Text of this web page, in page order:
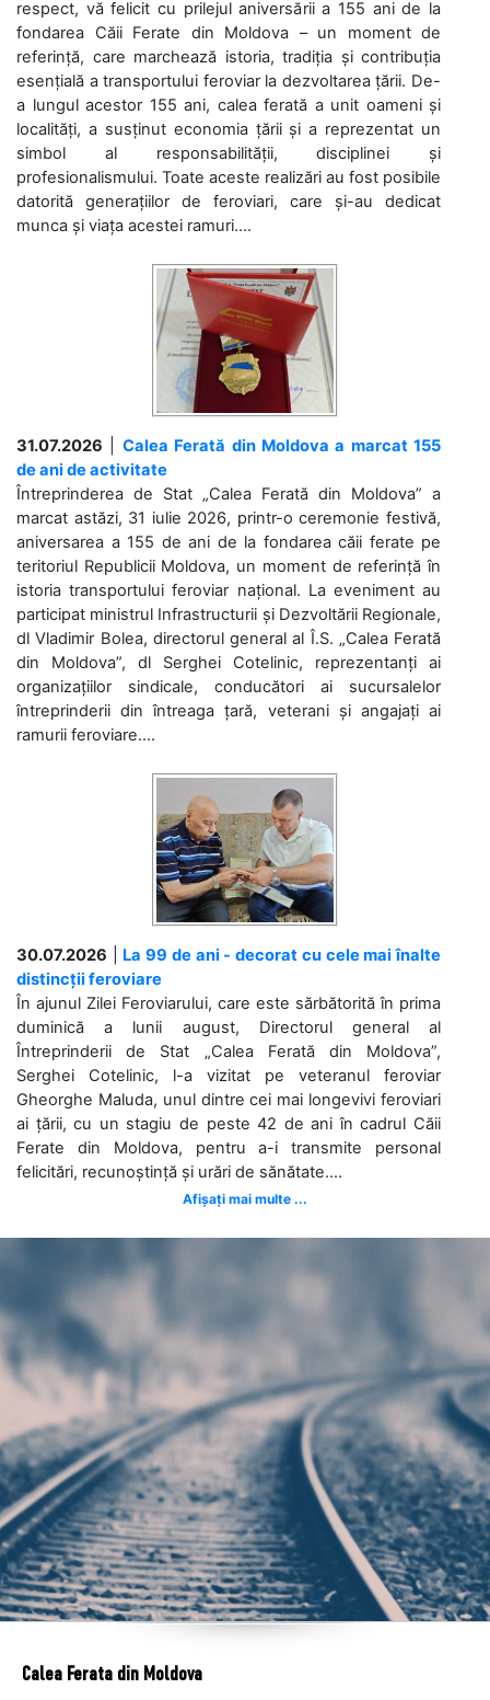
respect, vă felicit cu prilejul aniversării a 155 ani de la
fondarea Căii Ferate din Moldova – un moment de
referință, care marchează istoria, tradiția și contribuția
esențială a transportului feroviar la dezvoltarea țării. De-
a lungul acestor 155 ani, calea ferată a unit oameni și
localități, a susținut economia țării și a reprezentat un
simbol al responsabilității, disciplinei și
profesionalismului. Toate aceste realizări au fost posibile
datorită generațiilor de feroviari, care și-au dedicat
munca și viața acestei ramuri....
31.07.2026
Calea Ferată din Moldova a marcat 155
de ani de activitate
Întreprinderea de Stat „Calea Ferată din Moldova” a
marcat astăzi, 31 iulie 2026, printr-o ceremonie festivă,
aniversarea a 155 de ani de la fondarea căii ferate pe
teritoriul Republicii Moldova, un moment de referință în
istoria transportului feroviar național. La eveniment au
participat ministrul Infrastructurii și Dezvoltării Regionale,
dl Vladimir Bolea, directorul general al Î.S. „Calea Ferată
din Moldova”, dl Serghei Cotelinic, reprezentanți ai
organizațiilor sindicale, conducători ai sucursalelor
întreprinderii din întreaga țară, veterani și angajați ai
ramurii feroviare....
30.07.2026
La 99 de ani - decorat cu cele mai înalte
distincții feroviare
În ajunul Zilei Feroviarului, care este sărbătorită în prima
duminică a lunii august, Directorul general al
Întreprinderii de Stat „Calea Ferată din Moldova”,
Serghei Cotelinic, l-a vizitat pe veteranul feroviar
Gheorghe Maluda, unul dintre cei mai longevivi feroviari
ai țării, cu un stagiu de peste 42 de ani în cadrul Căii
Ferate din Moldova, pentru a-i transmite personal
felicitări, recunoștință și urări de sănătate....
Afișați mai multe ...
Calea Ferata din Moldova